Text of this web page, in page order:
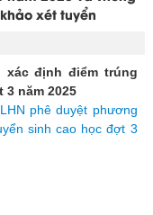
xét tuyển
xác định điểm trúng
năm 2025
phê duyệt phương
sinh cao học đợt 3